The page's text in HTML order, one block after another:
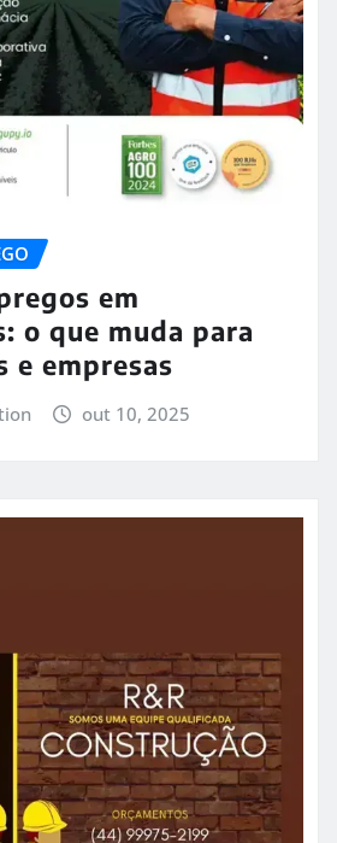
em
o que muda para
e empresas
out 10, 2025